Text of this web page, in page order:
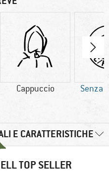
Cappuccio Senza
E CARATTERISTICHE
TOP SELLER